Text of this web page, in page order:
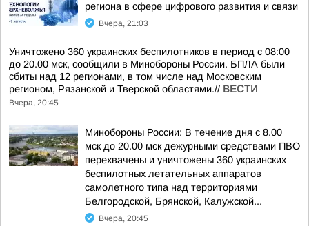
региона в сфере цифрового развития и связи
Вчера, 21:03
Уничтожено 360 украинских беспилотников в период с 08:00
до 20.00 мск, сообщили в Минобороны России. БПЛА были
сбиты над 12 регионами, в том числе над Московским
регионом, Рязанской и Тверской областями.// ВЕСТИ
Вчера, 20:45
Минобороны России: В течение дня с 8.00
мск до 20.00 мск дежурными средствами ПВО
перехвачены и уничтожены 360 украинских
беспилотных летательных аппаратов
самолетного типа над территориями
Белгородской, Брянской, Калужской...
Вчера, 20:45